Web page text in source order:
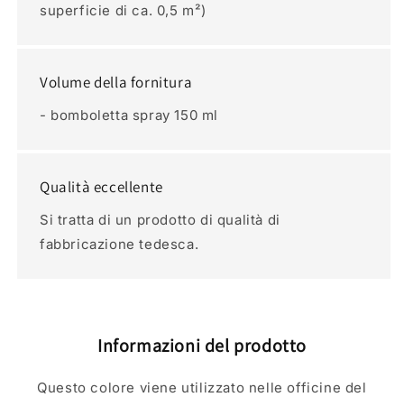
superficie di ca. 0,5 m²)
Volume della fornitura
- bomboletta spray 150 ml
Qualità eccellente
Si tratta di un prodotto di qualità di
fabbricazione tedesca.
Informazioni del prodotto
Questo colore viene utilizzato nelle officine del